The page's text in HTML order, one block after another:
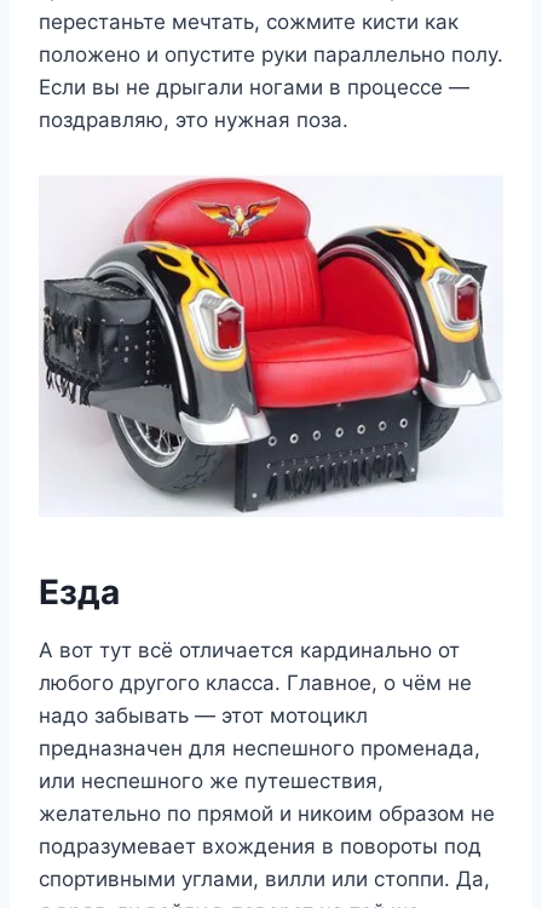
перестаньте мечтать, сожмите кисти как
положено и опустите руки параллельно полу.
Если вы не дрыгали ногами в процессе —
поздравляю, это нужная поза.
Езда
А вот тут всё отличается кардинально от
любого другого класса. Главное, о чём не
надо забывать — этот мотоцикл
предназначен для неспешного променада,
или неспешного же путешествия,
желательно по прямой и никоим образом не
подразумевает вхождения в повороты под
спортивными углами, вилли или стоппи. Да,